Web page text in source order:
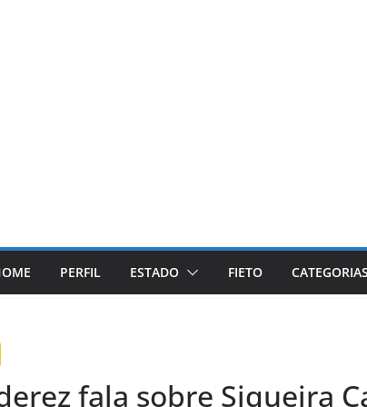
PERFIL ESTADO FIETO CATEGORIAS
fala sobre Siqueira